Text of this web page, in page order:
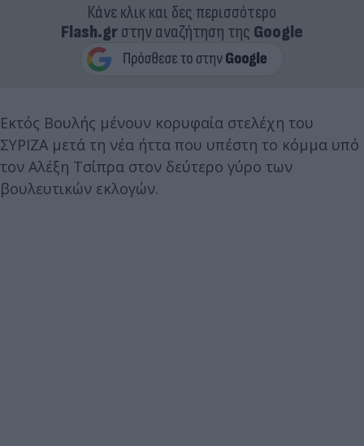
Κάνε κλικ και δες περισσότερο
Flash.grστην αναζήτηση της Google
Εκτός Βουλής μένουν κορυφαία στελέχη του
ΣΥΡΙΖΑ μετά τη νέα ήττα που υπέστη το κόμμα υπό
τον Αλέξη Τσίπρα στον δεύτερο γύρο των
βουλευτικών εκλογών.